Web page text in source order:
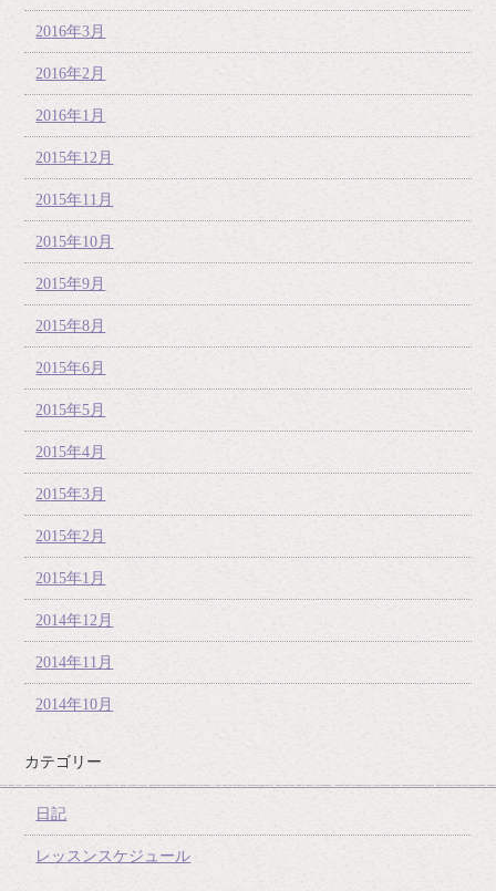
2016年3月
2016年2月
2016年1月
2015年12月
2015年11月
2015年10月
2015年9月
2015年8月
2015年6月
2015年5月
2015年4月
2015年3月
2015年2月
2015年1月
2014年12月
2014年11月
2014年10月
カテゴリー
日記
レッスンスケジュール